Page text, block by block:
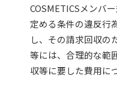
COSMETICSメンバ
定める条件の違反行
し、その請求回収の
等には、合理的な範
収等に要した費用に